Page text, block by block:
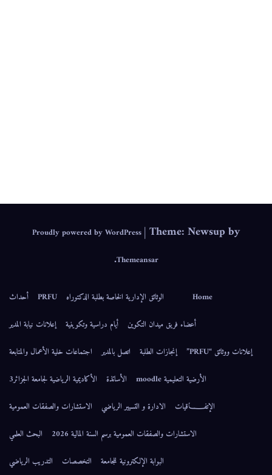
Proudly powered by WordPress |Theme: Newsup by
Themeansar
.
Home الوثائق الإدارية الخاصة بطلبة الدكتوراه PRFU
أحداث
أعضاء فريق ميدان التكوين
أيام دراسية وتكوينية
إعلانات نيابة المدير
إعلانات ووثائق “PRFU”
إنجازات الطلبة اتصل بالمدير
اجتماعات خلية الأعمال والمتابعة
الأرضية التعليمية moodle
الأساتذة
الأكاديمية الرياضية لجامعة الجزائر3
الإتفــــــاقيات
الادارة و التسيير الرياضي
الاستشارات والصفقات العمومية
الاستشارات والصفقات العمومية برسم السنة المالية 2026
البحث العلمي
البوابة الإلكترونية للجامعة
التخصصات
التدريب الرياضي